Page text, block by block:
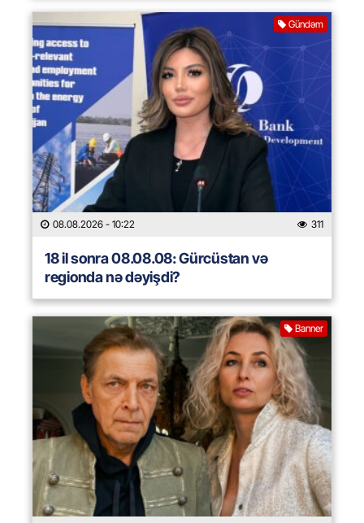
Gündəm
08.08.2026 - 10:22 311
18 il sonra 08.08.08: Gürcüstan və
regionda nə dəyişdi?
Banner